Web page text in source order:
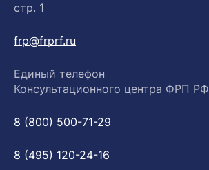
стр. 1
frp@frprf.ru
Единый телефон
Консультационного центра ФРП РФ
8 (800) 500-71-29
8 (495) 120-24-16